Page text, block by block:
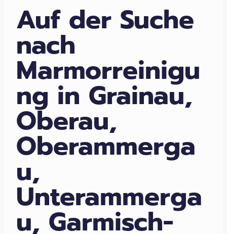
Auf der Suche
nach
Marmorreinigu
ng in Grainau,
Oberau,
Oberammerga
u,
Unterammerga
u, Garmisch-